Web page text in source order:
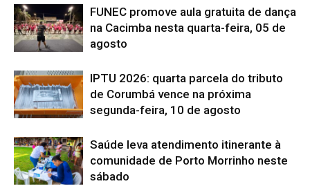
FUNEC promove aula gratuita de dança
na Cacimba nesta quarta-feira, 05 de
agosto
IPTU 2026: quarta parcela do tributo
de Corumbá vence na próxima
segunda-feira, 10 de agosto
Saúde leva atendimento itinerante à
comunidade de Porto Morrinho neste
sábado